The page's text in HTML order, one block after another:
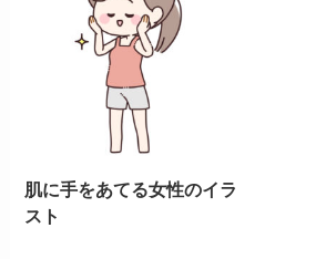
肌に手をあてる女性のイラ
スト